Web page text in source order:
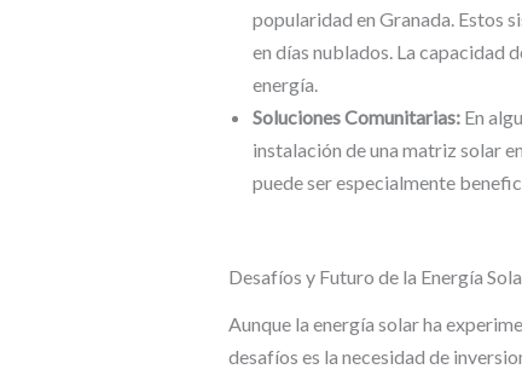
popularidad en Granada. Estos
en días nublados. La capacidad
energía.
Soluciones Comunitarias:En
instalación de una matriz solar
puede ser especialmente
Desafíos y Futuro de la Energía
Aunque la energía solar ha
desafíos es la necesidad de